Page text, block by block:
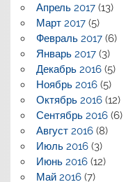
Апрель 2017(13)
Март 2017(5)
Февраль 2017(6)
Январь 2017(3)
Декабрь 2016(5)
Ноябрь 2016(5)
Октябрь 2016(12)
Сентябрь 2016(6)
Август 2016(8)
Июль 2016(3)
Июнь 2016(12)
Май 2016(7)